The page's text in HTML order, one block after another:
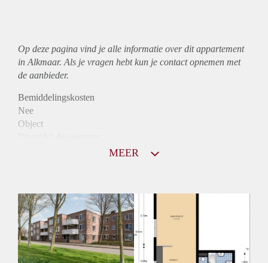
Op deze pagina vind je alle informatie over ditappartement
in Alkmaar. Als je vragen hebt kun je contact opnemen met
de aanbieder.
Bemiddelingskosten
Nee
Object
Huurtoeslag
Mogelijk
Inkomen eis
N.V.T.
Huurtermijn
MEER